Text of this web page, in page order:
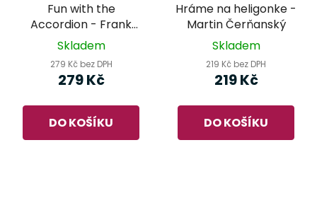
Fun with the
Accordion - Frank
Zucco
Skladem
279 Kč bez DPH
279 Kč
DO KOŠÍKU
Hráme na heligonke -
Martin Čerňanský
Skladem
219 Kč bez DPH
219 Kč
DO KOŠÍKU